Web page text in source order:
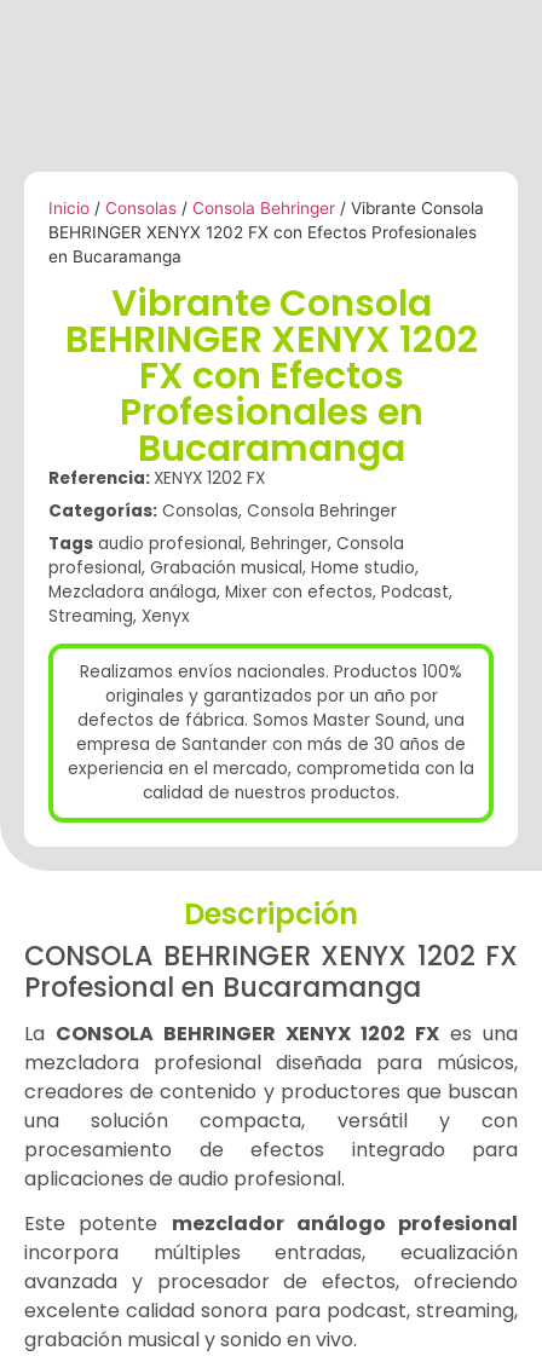
Inicio / Consolas / Consola Behringer / Vibrante Consola
BEHRINGER XENYX 1202 FX con Efectos Profesionales
en Bucaramanga
Vibrante Consola
BEHRINGER XENYX 1202
FX con Efectos
Profesionales en
Bucaramanga
Referencia: XENYX 1202 FX
Categorías: Consolas, Consola Behringer
Tags audio profesional, Behringer, Consola
profesional, Grabación musical, Home studio,
Mezcladora análoga, Mixer con efectos, Podcast,
Streaming, Xenyx
Realizamos envíos nacionales. Productos 100%
originales y garantizados por un año por
defectos de fábrica. Somos Master Sound, una
empresa de Santander con más de 30 años de
experiencia en el mercado, comprometida con la
calidad de nuestros productos.
Descripción
CONSOLA BEHRINGER XENYX 1202 FX
Profesional en Bucaramanga
La CONSOLA BEHRINGER XENYX 1202 FX es una
mezcladora profesional diseñada para músicos,
creadores de contenido y productores que buscan
una solución compacta, versátil y con
procesamiento de efectos integrado para
aplicaciones de audio profesional.
Este potente mezclador análogo profesional
incorpora múltiples entradas, ecualización
avanzada y procesador de efectos, ofreciendo
excelente calidad sonora para podcast, streaming,
grabación musical y sonido en vivo.